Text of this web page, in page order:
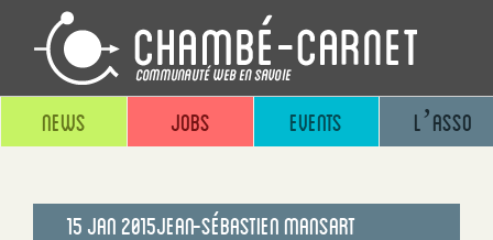
News Jobs Events L’asso
Publié
15 Jan 2015Jean-sébastien Mansart